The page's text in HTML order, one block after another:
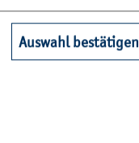
Auswahl bestätigen